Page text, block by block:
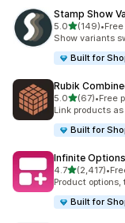
Stamp Show
5.0별 5개 중
(149)
총 리뷰 149개
•
Show variants
Built for
Rubik
5.0별 5개 중
(67)
총 리뷰 67개
•Free
Link products
Built for
Infinite Options
4.7별 5개 중
(2,417)
총 리뷰 2417개
•
Product
Built for